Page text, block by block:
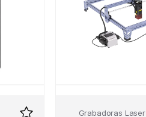
Grabadoras Laser